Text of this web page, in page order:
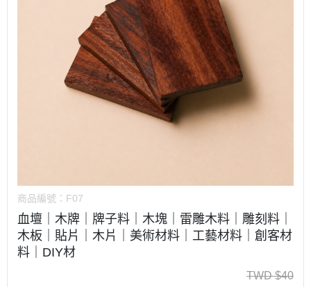
商品編號： F07
血壇｜木牌｜牌子料｜木塊｜雷雕木料｜雕刻料｜
木板｜貼片｜木片｜美術材料｜工藝材料｜創客材
料｜DIY材
TWD $40